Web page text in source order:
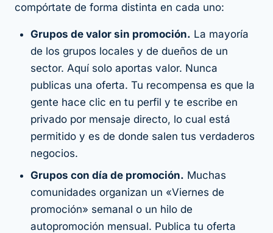
compórtate de forma distinta en cada uno:
Grupos de valor sin promoción. La mayoría
de los grupos locales y de dueños de un
sector. Aquí solo aportas valor. Nunca
publicas una oferta. Tu recompensa es que la
gente hace clic en tu perfil y te escribe en
privado por mensaje directo, lo cual está
permitido y es de donde salen tus verdaderos
negocios.
Grupos con día de promoción. Muchas
comunidades organizan un «Viernes de
promoción» semanal o un hilo de
autopromoción mensual. Publica tu oferta